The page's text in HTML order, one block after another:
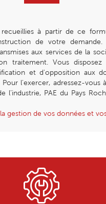
recueillies à partir de ce
de votre demande.
aux services de la
traitement. Vous
et d'opposition aux
l'exercer, adressez-vous
l’industrie, PAE du Pays
la gestion de vos données et